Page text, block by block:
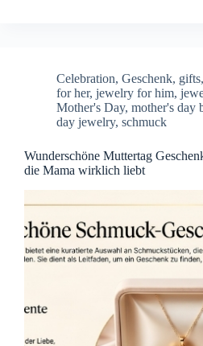
Celebration, Geschenk, gifts,
for her, jewelry for him,
Mother's Day, mother's day
day jewelry, schmuck
Wunderschöne Muttertag
die Mama wirklich liebt